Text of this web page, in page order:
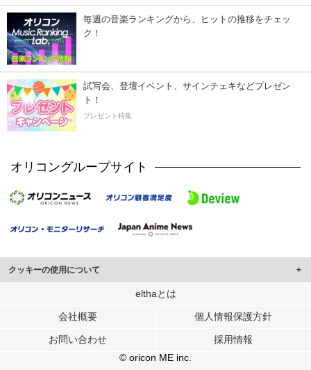
毎週の音楽ランキングから、ヒットの推移をチェッ
ク！
試写会、登壇イベント、サインチェキなどプレゼン
ト！
プレゼント特集
オリコングループサイト
クッキーの使用について
このサイトでは Cookie を使用して、ユーザーに合わせたコンテンツや広告の
行っています。
メディアや広告配信、データ解析の各パートナーに提供しています。
各パートナーは、この情報とユーザーが各パートナーに提供した他の情報や、
ユーザーが各パートナーのサービスを使用したときに収集した他の情報を組み
elthaとは
会社概要 個人情報保護方針
お問い合わせ
採用情報
© oricon ME inc.